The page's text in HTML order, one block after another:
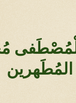
المُطَهرين